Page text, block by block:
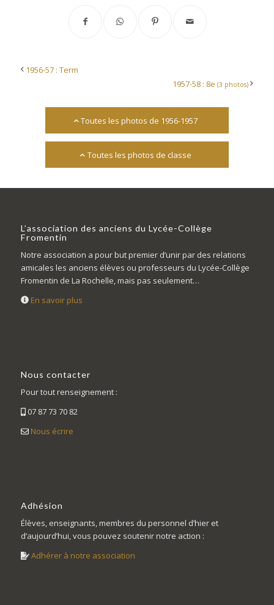
1956-57 : Term
1957-58 : 8e(3 photos)
Toutes les photos de 1956-1957
Toutes les photos de classe
L’association des anciens du Lycée-Collège
Fromentin
Notre association a pour but premier d’unir par des relations
amicales les anciens élèves ou professeurs du Lycée-Collège
Fromentin de La Rochelle, mais pas seulement…
En savoir plus
Nous contacter
Pour tout renseignement :
07 87 73 70 82
Nous écrire
Adhésion
Élèves, enseignants, membres du personnel d’hier et
d’aujourd’hui, vous pouvez soutenir notre action :
Adhérer à notre association